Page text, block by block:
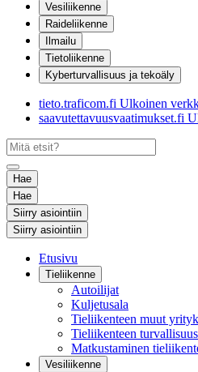
Vesiliikenne
Raideliikenne
Ilmailu
Tietoliikenne
Kyberturvallisuus ja tekoäly
tieto.traficom.fi Ulkoinen
saavutettavuusvaatimukset.fi
Hae
Hae
Siirry asiointiin
Siirry asiointiin
Etusivu
Tieliikenne
Autoilijat
Kuljetusala
Tieliikenteen muut
Tieliikenteen
Matkustaminen
Vesiliikenne